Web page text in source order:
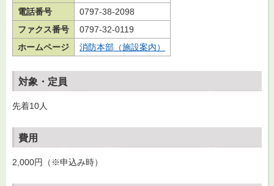
電話番号
0797-38-2098
ファクス番号
0797-32-0119
ホームページ
消防本部（施設案内）
対象・定員
先着10人
費用
2,000円（※申込み時）